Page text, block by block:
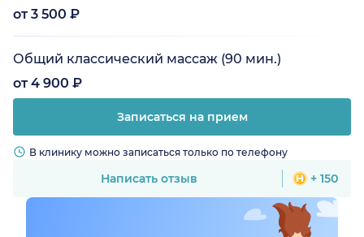
от 3 500 ₽
Общий классический массаж (90 мин.)
от 4 900 ₽
Записаться на прием
В клинику можно записаться только по телефону
Написать отзыв + 150